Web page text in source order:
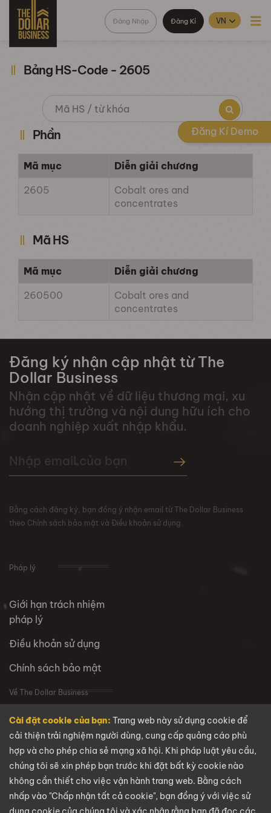
Đăng Nhập Đăng Kí
Bảng HS-Code - 2605
Phần
Mã mục
Diễn giải chương
2605
Cobalt ores and
concentrates
Mã HS
Mã mục
Diễn giải chương
260500
Cobalt ores and
concentrates
Đăng ký nhận cập nhật từ The
Dollar Business
Nhận cập nhật về dữ liệu thương mại, xu
hướng thị trường và nội dung hữu ích cho
doanh nghiệp xuất nhập khẩu.
Bằng cách đăng ký, bạn đồng ý nhận email từ The Dollar Business
theo Chính sách bảo mật và Điều khoản sử dụng.
Pháp lý
Giới hạn trách nhiệm
pháp lý
Điều khoản sử dụng
Chính sách bảo mật
Về The Dollar Business
VỀ CHÚNG TÔI
Câu hỏi thường gặp
Tuyển dụng
Liên hệ
Cài đặt cookie của bạn: Trang web này sử dụng cookie để
cải thiện trải nghiệm người dùng, cung cấp quảng cáo phù
hợp và cho phép chia sẻ mạng xã hội. Khi pháp luật yêu cầu,
chúng tôi sẽ xin phép bạn trước khi đặt bất kỳ cookie nào
không cần thiết cho việc vận hành trang web. Bằng cách
nhấp vào "Chấp nhận tất cả cookie", bạn đồng ý với việc sử
Đăng Kí Demo